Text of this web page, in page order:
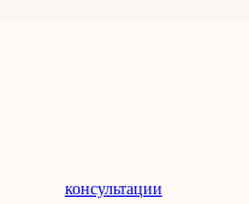
консультации